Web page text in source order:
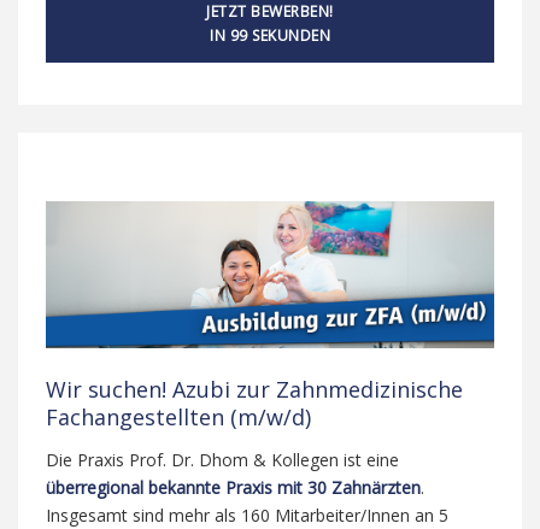
JETZT BEWERBEN!
IN 99 SEKUNDEN
Wir suchen! Azubi zur Zahnmedizinische
Fachangestellten (m/w/d)
Die Praxis Prof. Dr. Dhom & Kollegen ist eine
überregional bekannte Praxis mit 30 Zahnärzten.
Insgesamt sind mehr als 160 Mitarbeiter/Innen an 5